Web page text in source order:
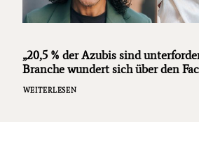
„20,5 % der Azubis sind
Branche wundert sich über den
WEITERLESEN